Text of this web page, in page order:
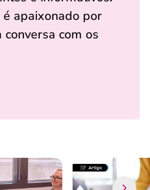
apaixonado por
com os